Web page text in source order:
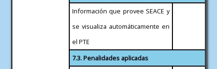
Información que provee SEACE y
se visualiza automáticamente en
el PTE
7.3. Penalidades aplicadas